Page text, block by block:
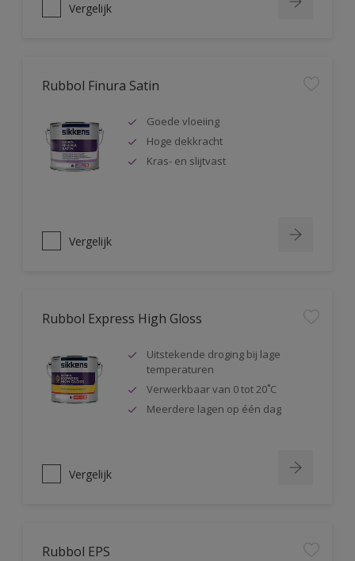
Vergelijk
Rubbol Finura Satin
Goede vloeiing
Hoge dekkracht
Kras- en slijtvast
Vergelijk
Rubbol Express High Gloss
Uitstekende droging bij lage
temperaturen
Verwerkbaar van 0 tot 20˚C
Meerdere lagen op één dag
Vergelijk
Rubbol EPS